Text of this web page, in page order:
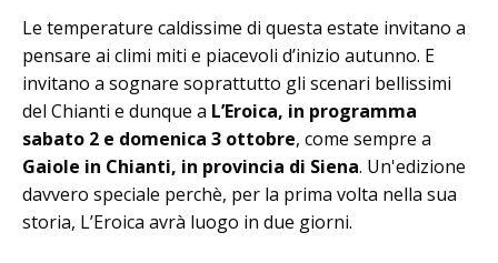
Le temperature caldissime di questa estate invitano a
pensare ai climi miti e piacevoli d’inizio autunno. E
invitano a sognare soprattutto gli scenari bellissimi
del Chianti e dunque a L’Eroica, in programma
sabato 2 e domenica 3 ottobre, come sempre a
Gaiole in Chianti, in provincia di Siena. Un'edizione
davvero speciale perchè, per la prima volta nella sua
storia, L’Eroica avrà luogo in due giorni.